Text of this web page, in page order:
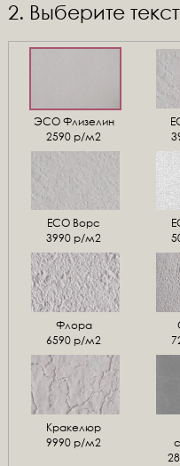
2. Выберите
ЭСО Флизелин
2590 р/м2
ЕСО Ворс
3990 р/м2
Флора
6590 р/м2
Кракелюр
9990 р/м2